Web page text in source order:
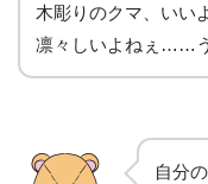
木彫りのクマ、いい
凛々しいよねぇ……
自分